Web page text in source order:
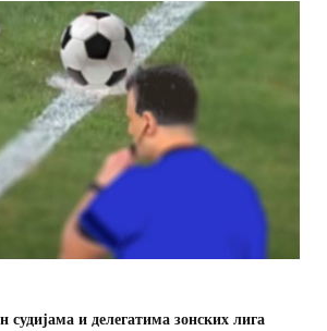
и делегатима зонских лига